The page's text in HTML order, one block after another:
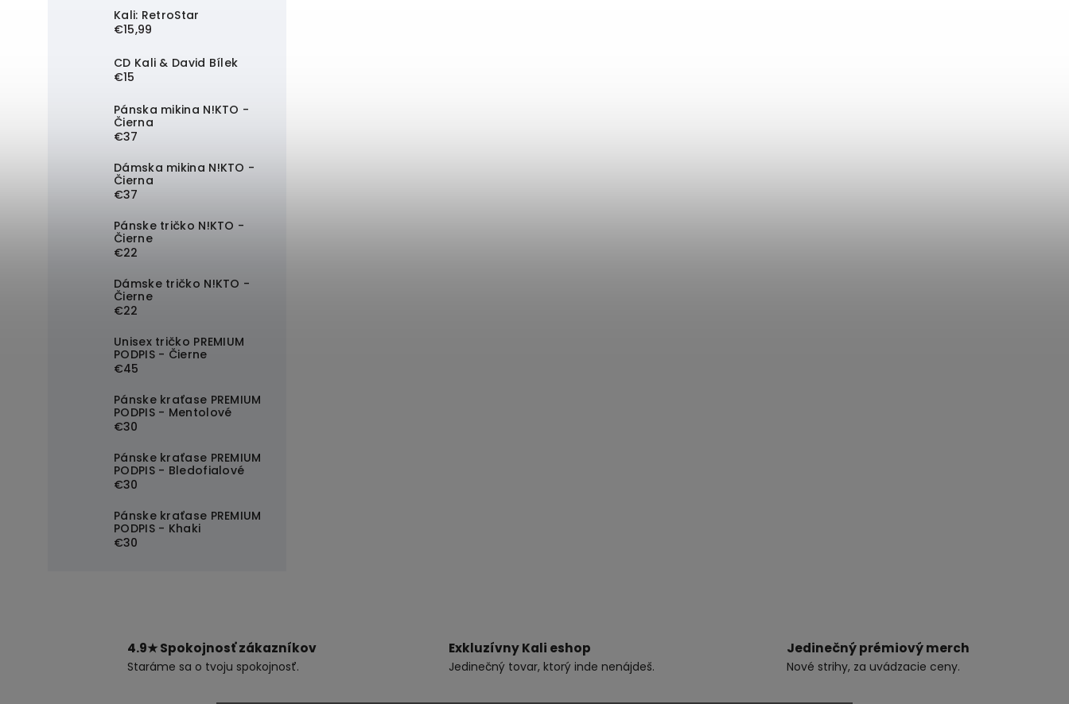
Kali: RetroStar
€15,99
CD Kali & David Bílek
€15
Pánska mikina N!KTO -
Čierna
€37
Dámska mikina N!KTO -
Čierna
€37
Pánske tričko N!KTO -
Čierne
€22
Dámske tričko N!KTO -
Čierne
€22
Unisex tričko PREMIUM
PODPIS - Čierne
€45
Pánske kraťase PREMIUM
PODPIS - Mentolové
€30
Pánske kraťase PREMIUM
PODPIS - Bledofialové
€30
Pánske kraťase PREMIUM
PODPIS - Khaki
€30
4.9★ Spokojnosť zákazníkov
Staráme sa o tvoju spokojnosť.
Exkluzívny Kali eshop
Jedinečný tovar, ktorý inde nenájdeš.
Jedinečný prémiový merch
Nové strihy, za uvádzacie ceny.